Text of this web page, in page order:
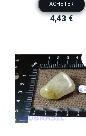
ACHETER
4,43 €